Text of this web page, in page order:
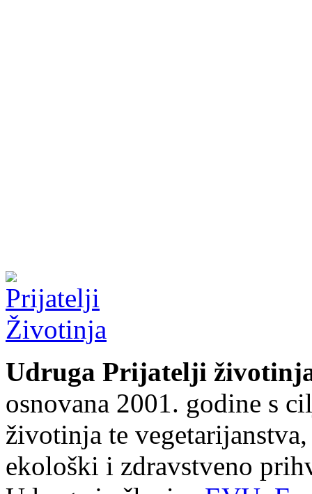
Udruga Prijatelji
osnovana 2001. godine s
životinja te
ekološki i zdravstveno